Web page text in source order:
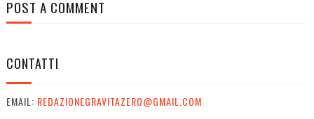
POST A COMMENT
CONTATTI
EMAIL: REDAZIONEGRAVITAZERO@GMAIL.COM